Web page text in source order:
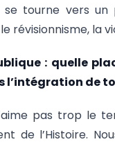
se tourne vers
révisionnisme, la
: quelle
de
pas trop le
de l’Histoire.